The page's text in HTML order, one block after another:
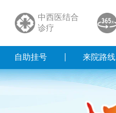
中西医结合
诊疗
自助挂号 来院路线